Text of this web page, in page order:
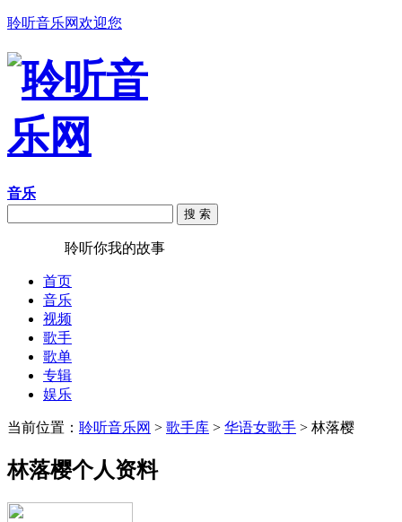
聆听音乐网欢迎您
音乐
搜 索
聆听你我的故事
首页
音乐
视频
歌手
歌单
专辑
娱乐
当前位置： 聆听音乐网 > 歌手库 > 华语女歌手 > 林落樱
林落樱个人资料